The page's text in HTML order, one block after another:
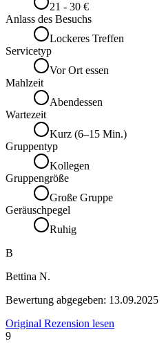
21 - 30 €
Anlass des Besuchs
Lockeres Treffen
Servicetyp
Vor Ort essen
Mahlzeit
Abendessen
Wartezeit
Kurz (6–15 Min.)
Gruppentyp
Kollegen
Gruppengröße
Große Gruppe
Geräuschpegel
Ruhig
B
Bettina N.
Bewertung abgegeben: 13.09.2025
Original Rezension lesen
9